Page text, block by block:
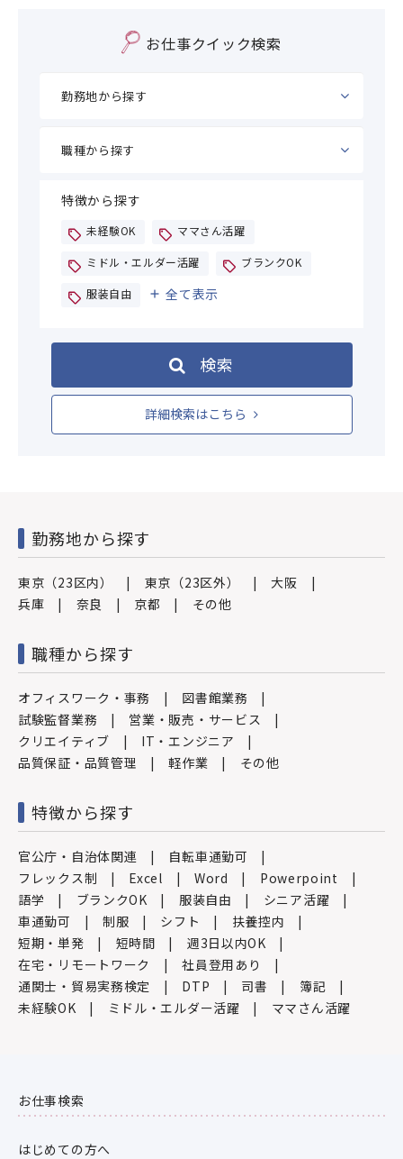
お仕事クイック検索
特徴から探す
未経験OK ママさん活躍
ミドル・エルダー活躍 ブランクOK
服装自由 全て表示
検索
詳細検索はこちら
勤務地から探す
東京（23区内） 東京（23区外）
大阪
兵庫
奈良 京都 その他
職種から探す
オフィスワーク・事務
図書館業務
試験監督業務
営業・販売・サービス
クリエイティブ
IT・エンジニア
品質保証・品質管理
軽作業 その他
特徴から探す
官公庁・自治体関連
自転車通勤可
フレックス制
Excel Word
Powerpoint
語学
ブランクOK 服装自由
シニア活躍
車通勤可
制服 シフト
扶養控内
短期・単発
短時間
週3日以内OK
在宅・リモートワーク
社員登用あり
通関士・貿易実務検定
DTP 司書
簿記
未経験OK
ミドル・エルダー活躍 ママさん活躍
お仕事検索
はじめての方へ